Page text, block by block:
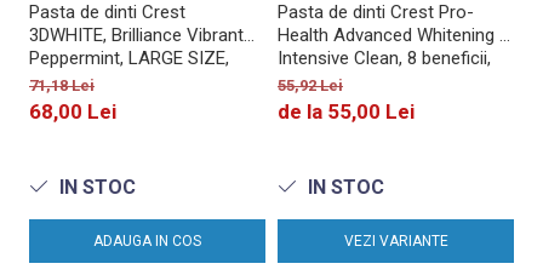
Pasta de dinti Crest
3DWHITE, Brilliance Vibrant
Peppermint, LARGE SIZE,
fara gluten, 130g
71,18 Lei
68,00 Lei
IN STOC
ADAUGA IN COS
Pasta de dinti Crest Pro-
Health Advanced Whitening +
Intensive Clean, 8 beneficii,
164g
55,92 Lei
de la 55,00 Lei
IN STOC
VEZI VARIANTE